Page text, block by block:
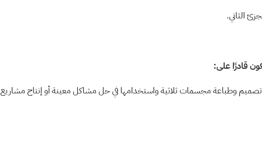
الثاني.
قادرًا على:
تصميم وطباعة مجسمات ثلاثية واستخدامها في حل مشاكل معينة أو إنتاج مشاريع